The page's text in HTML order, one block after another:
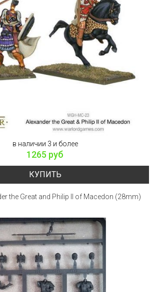
в наличии 3 и более
1265 руб
КУПИТЬ
the Great and Philip II of Macedon (28mm)